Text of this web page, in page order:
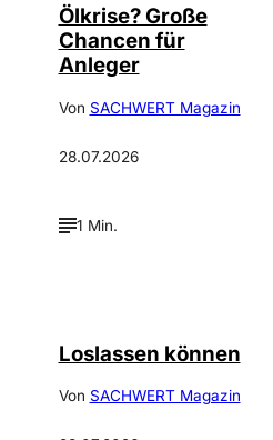
Ölkrise? Große
Chancen für
Anleger
Von SACHWERT Magazin
28.07.2026
1 Min.
Loslassen können
Von SACHWERT Magazin